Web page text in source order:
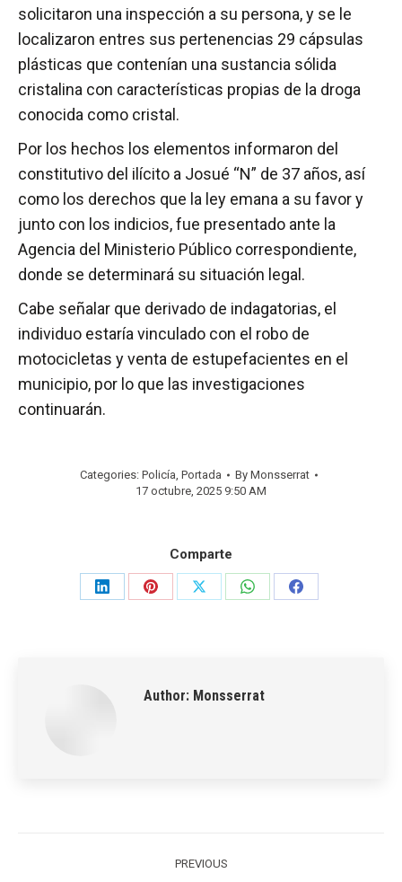
solicitaron una inspección a su persona, y se le
localizaron entres sus pertenencias 29 cápsulas
plásticas que contenían una sustancia sólida
cristalina con características propias de la droga
conocida como cristal.
Por los hechos los elementos informaron del
constitutivo del ilícito a Josué “N” de 37 años, así
como los derechos que la ley emana a su favor y
junto con los indicios, fue presentado ante la
Agencia del Ministerio Público correspondiente,
donde se determinará su situación legal.
Cabe señalar que derivado de indagatorias, el
individuo estaría vinculado con el robo de
motocicletas y venta de estupefacientes en el
municipio, por lo que las investigaciones
continuarán.
Categories: Policía, Portada By Monsserrat
17 octubre, 2025 9:50 AM
Comparte
Share
Share
Share
Share
Share
Author: Monsserrat
PREVIOUS